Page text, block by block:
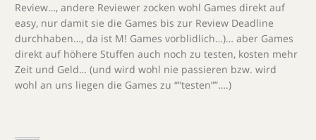
Review…, andere Reviewer zocken wohl Games direkt auf
easy, nur damit sie die Games bis zur Review Deadline
durchhaben…, da ist M! Games vorblidlich…)… aber Games
direkt auf höhere Stuffen auch noch zu testen, kosten mehr
Zeit und Geld… (und wird wohl nie passieren bzw. wird
wohl an uns liegen die Games zu “”testen””….)